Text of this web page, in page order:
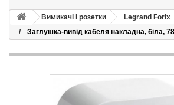
Вимикачі і розетки
Legrand Forix
Заглушка-вивід кабеля накладна, біла,